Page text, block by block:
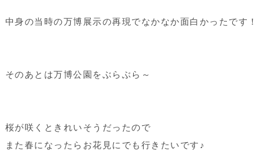
中身の当時の万博展示の再現でなかなか面白かったです！
そのあとは万博公園をぶらぶら～
桜が咲くときれいそうだったので
また春になったらお花見にでも行きたいです♪